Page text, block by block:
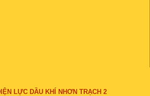
LỰC DẦU KHÍ NHƠN TRẠCH 2